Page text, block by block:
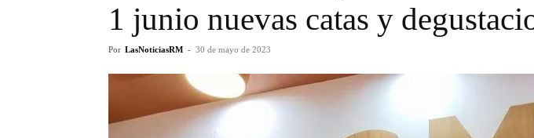
1 junio nuevas catas y
Por LasNoticiasRM - 30 de mayo de 2023